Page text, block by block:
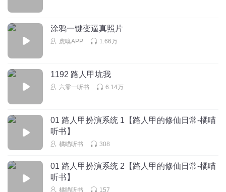
涂鸦一键变逼真照片
虎嗅APP 1.66万
1192 路人甲坑我
六零一听书 6.14万
01 路人甲扮演系统 1【路人甲的修仙日常-橘喵
听书】
橘喵听书 308
01 路人甲扮演系统 2【路人甲的修仙日常-橘喵
听书】
橘喵听书 157